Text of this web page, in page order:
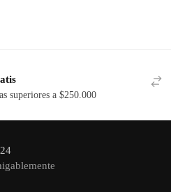
superiores a $250.000